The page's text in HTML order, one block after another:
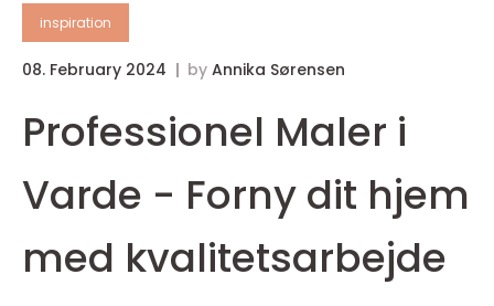
inspiration
08. February 2024 by Annika Sørensen
Professionel Maler i
Varde - Forny dit hjem
med kvalitetsarbejde